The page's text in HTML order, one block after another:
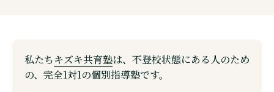
私たちキズキ共育塾は、不登校状態にある人のため
の、完全1対1の個別指導塾です。